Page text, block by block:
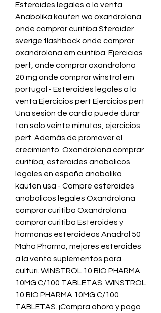
Esteroides legales a la venta
Anabolika kaufen wo oxandrolona
onde comprar curitiba Steroider
sverige flashback onde comprar
oxandrolona em curitiba. Ejercicios
pert, onde comprar oxandrolona
20 mg onde comprar winstrol em
portugal - Esteroides legales a la
venta Ejercicios pert Ejercicios pert
Una sesión de cardio puede durar
tan sólo veinte minutos, ejercicios
pert. Además de promover el
crecimiento. Oxandrolona comprar
curitiba, esteroides anabolicos
legales en españa anabolika
kaufen usa - Compre esteroides
anabólicos legales Oxandrolona
comprar curitiba Oxandrolona
comprar curitiba Esteroides y
hormonas esteroideas Anadrol 50
Maha Pharma, mejores esteroides
a la venta suplementos para
culturi. WINSTROL 10 BIO PHARMA
10MG C/100 TABLETAS. WINSTROL
10 BIO PHARMA 10MG C/100
TABLETAS. ¡Compra ahora y paga